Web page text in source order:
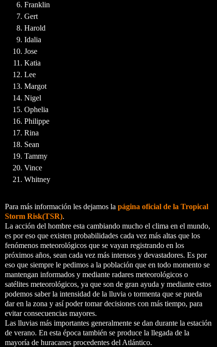
Franklin
Gert
Harold
Idalia
Jose
Katia
Lee
Margot
Nigel
Ophelia
Philippe
Rina
Sean
Tammy
Vince
Whitney
Para más información les dejamos la página oficial de la Tropical
Storm Risk(TSR).
La acción del hombre esta cambiando mucho el clima en el mundo,
es por eso que existen probabilidades cada vez más altas que los
fenómenos meteorológicos que se vayan registrando en los
próximos años, sean cada vez más intensos y devastadores. Es por
eso que siempre le pedimos a la población que en todo momento se
mantengan informados y mediante radares meteorológicos o
satélites meteorológicos, ya que son de gran ayuda y mediante estos
podemos saber la intensidad de la lluvia o tormenta que se pueda
dar en la zona y así poder tomar decisiones con más tiempo, para
evitar consecuencias mayores.
Las lluvias más importantes generalmente se dan durante la estación
de verano. En esta época también se produce la llegada de la
mayoría de huracanes procedentes del Atlántico.